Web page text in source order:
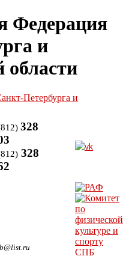
Федерация
и
области
328
328